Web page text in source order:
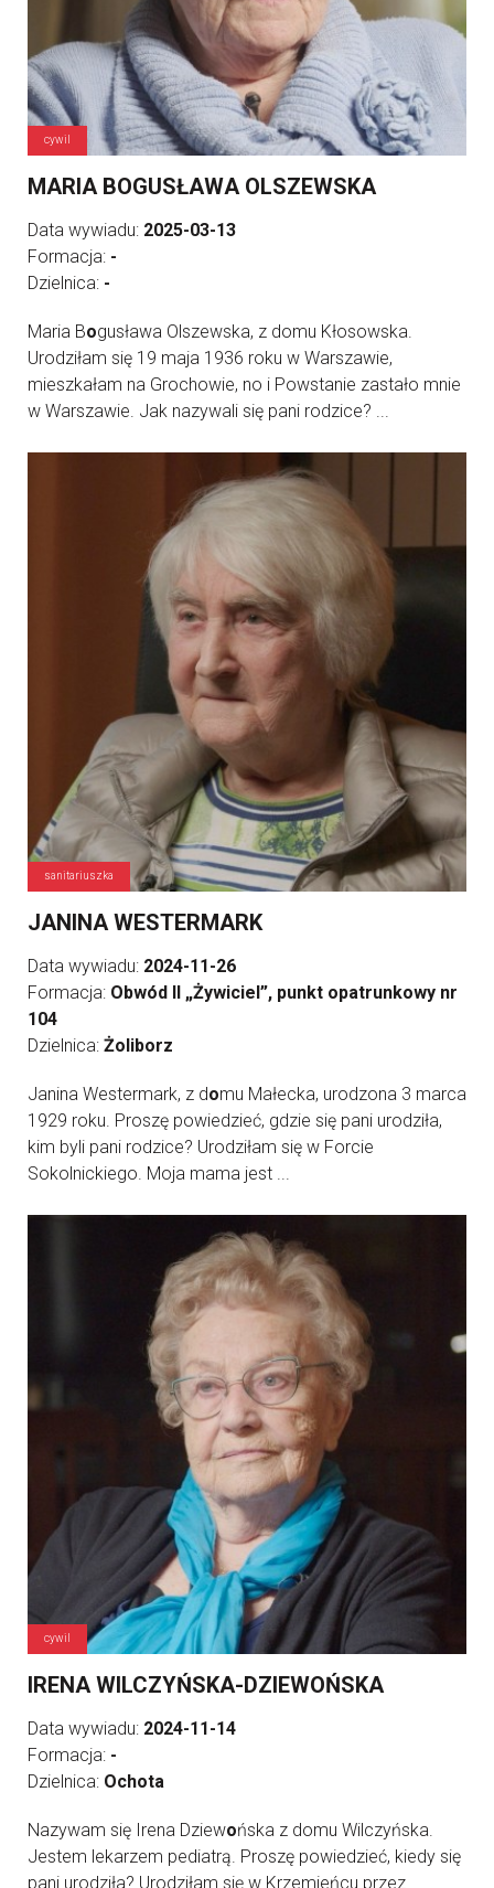
cywil
MARIA BOGUSŁAWA OLSZEWSKA
Data wywiadu: 2025-03-13
Formacja: -
Dzielnica: -
Maria Bogusława Olszewska, z domu Kłosowska.
Urodziłam się 19 maja 1936 roku w Warszawie,
mieszkałam na Grochowie, no i Powstanie zastało mnie
w Warszawie. Jak nazywali się pani rodzice? ...
sanitariuszka
JANINA WESTERMARK
Data wywiadu: 2024-11-26
Formacja: Obwód II „Żywiciel”, punkt opatrunkowy nr
104
Dzielnica: Żoliborz
Janina Westermark, z domu Małecka, urodzona 3 marca
1929 roku. Proszę powiedzieć, gdzie się pani urodziła,
kim byli pani rodzice? Urodziłam się w Forcie
Sokolnickiego. Moja mama jest ...
cywil
IRENA WILCZYŃSKA-DZIEWOŃSKA
Data wywiadu: 2024-11-14
Formacja: -
Dzielnica: Ochota
Nazywam się Irena Dziewońska z domu Wilczyńska.
Jestem lekarzem pediatrą. Proszę powiedzieć, kiedy się
pani urodziła? Urodziłam się w Krzemieńcu przez